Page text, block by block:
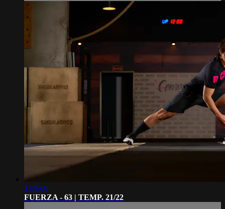
1:09:08
FUERZA - 63 | TEMP. 21/22